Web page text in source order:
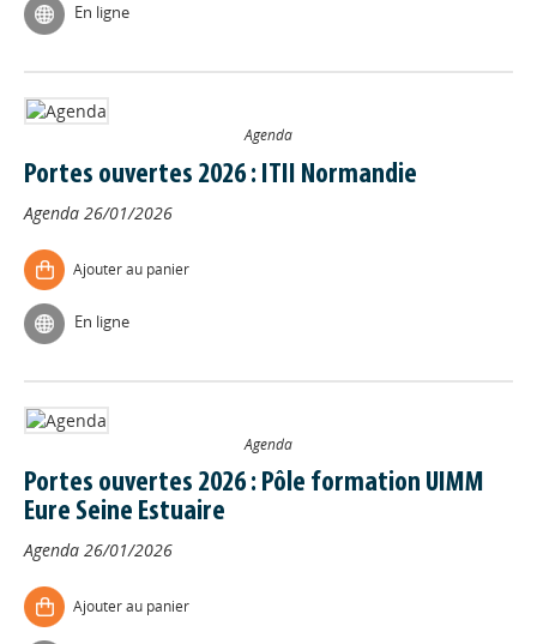
En ligne
Agenda
Portes ouvertes 2026 : ITII Normandie
Agenda 26/01/2026
Ajouter au panier
En ligne
Agenda
Portes ouvertes 2026 : Pôle formation UIMM
Eure Seine Estuaire
Agenda 26/01/2026
Ajouter au panier